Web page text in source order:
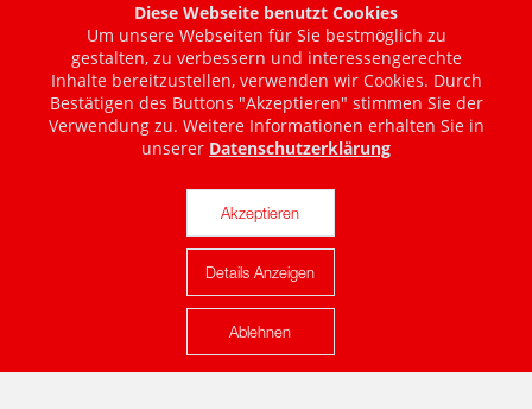
Karte anzeigen
Diese Webseite benutzt Cookies
Um unsere Webseiten für Sie bestmöglich zu
gestalten, zu verbessern und interessengerechte
Inhalte bereitzustellen, verwenden wir Cookies. Durch
Bestätigen des Buttons "Akzeptieren" stimmen Sie der
Verwendung zu. Weitere Informationen erhalten Sie in
unserer Datenschutzerklärung
Akzeptieren
Details Anzeigen
Ablehnen